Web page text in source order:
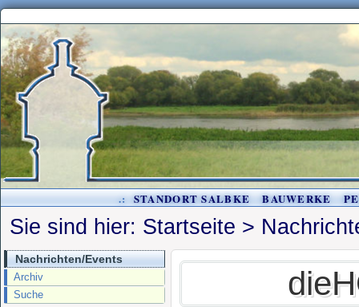
.: STANDORT SALBKE BAUWERKE
Sie sind hier: Startseite >
Nachrichten/Events
Archiv
Suche